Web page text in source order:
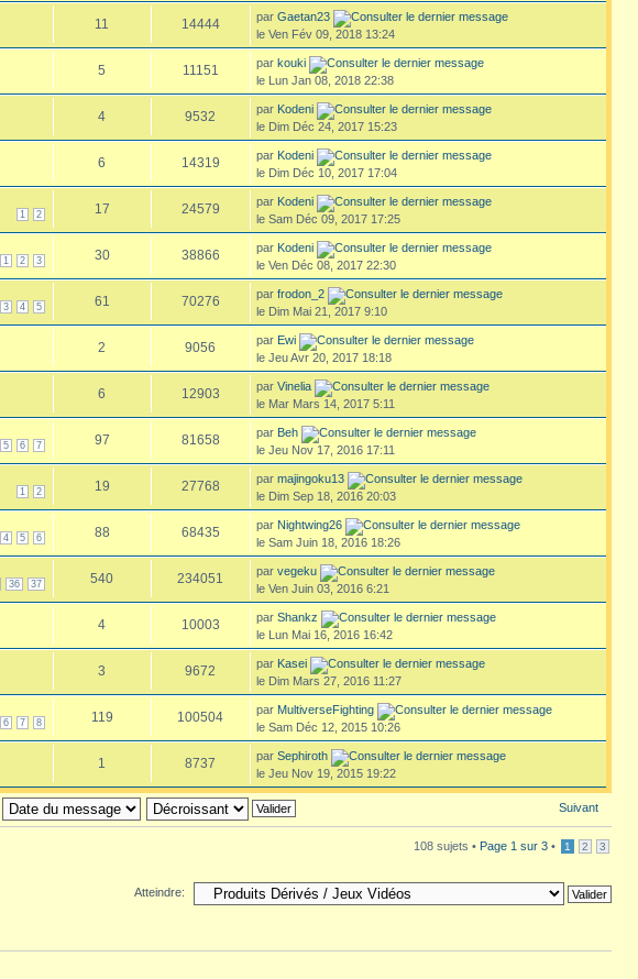
11 14444 par Gaetan23
le Ven Fév 09, 2018 13:24
5 11151 par kouki
le Lun Jan 08, 2018 22:38
4 9532 par Kodeni
le Dim Déc 24, 2017 15:23
6 14319 par Kodeni
le Dim Déc 10, 2017 17:04
1 2 17 24579 par Kodeni
le Sam Déc 09, 2017 17:25
1 2 3 30 38866 par Kodeni
le Ven Déc 08, 2017 22:30
3 4 5 61 70276 par frodon_2
le Dim Mai 21, 2017 9:10
2 9056 par Ewi
le Jeu Avr 20, 2017 18:18
6 12903 par Vinelia
le Mar Mars 14, 2017 5:11
5 6 7 97 81658 par Beh
le Jeu Nov 17, 2016 17:11
1 2 19 27768 par majingoku13
le Dim Sep 18, 2016 20:03
4 5 6 88 68435 par Nightwing26
le Sam Juin 18, 2016 18:26
36 37 540 234051 par vegeku
le Ven Juin 03, 2016 6:21
4 10003 par Shankz
le Lun Mai 16, 2016 16:42
3 9672 par Kasei
le Dim Mars 27, 2016 11:27
6 7 8 119 100504 par MultiverseFighting
le Sam Déc 12, 2015 10:26
1 8737 par Sephiroth
le Jeu Nov 19, 2015 19:22
Suivant
108 sujets • Page 1 sur 3 • 1 2 3
Atteindre: